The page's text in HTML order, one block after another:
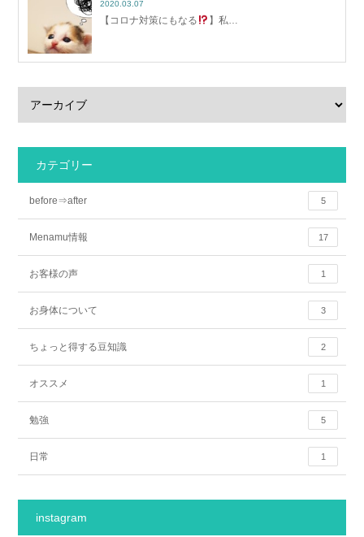
2020.03.07
【コロナ対策にもなる 】私…
カテゴリー
before⇒after 5
Menamu情報 17
お客様の声 1
お身体について 3
ちょっと得する豆知識 2
オススメ 1
勉強 5
日常 1
instagram